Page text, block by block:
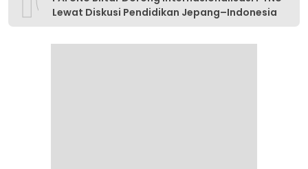
Lewat Diskusi Pendidikan Jepang–Indonesia